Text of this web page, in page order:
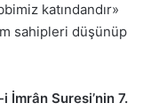
katındandır»
sahipleri düşünüp
İmrân Suresi’nin 7.